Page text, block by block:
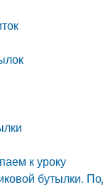
к уроку
бутылки.